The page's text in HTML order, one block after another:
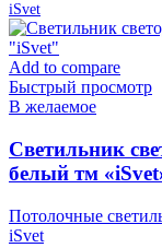
iSvet
Add to compare
Быстрый просмотр
В желаемое
Cветильник
белый тм
Потолочные
iSvet